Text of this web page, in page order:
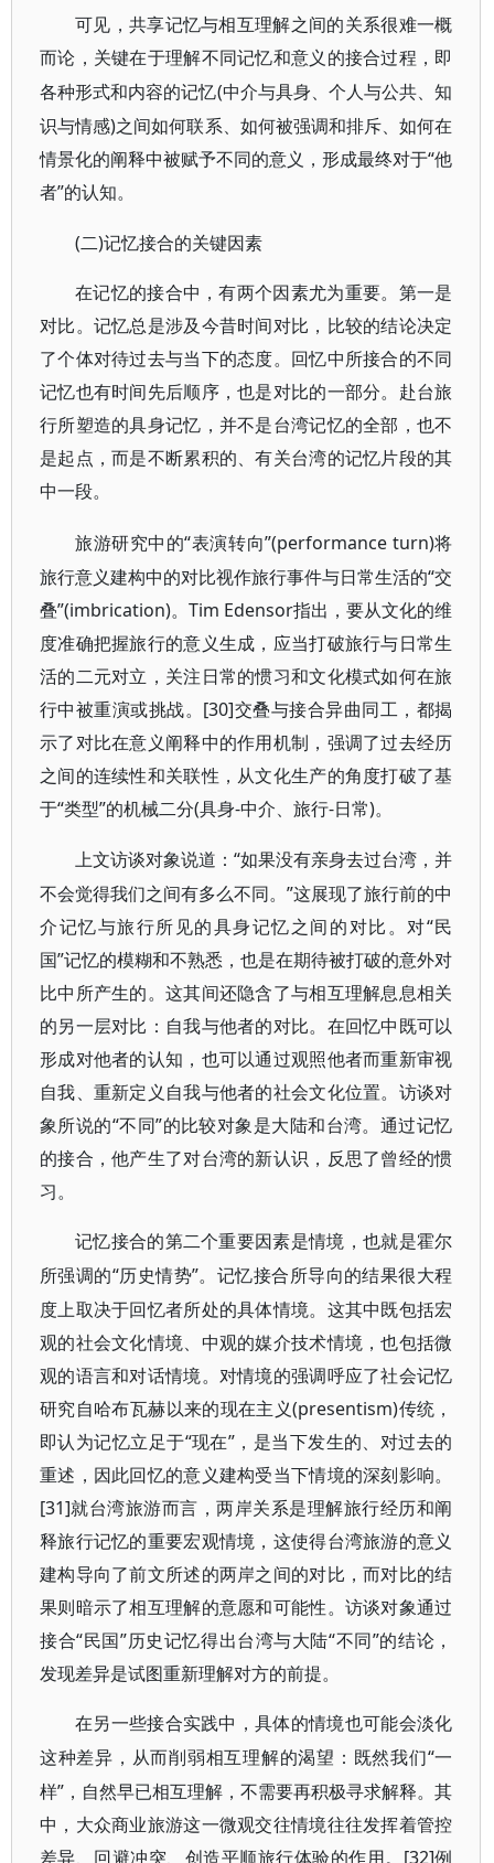
可见，共享记忆与相互理解之间的关系很难一概
而论，关键在于理解不同记忆和意义的接合过程，即
各种形式和内容的记忆(中介与具身、个人与公共、知
识与情感)之间如何联系、如何被强调和排斥、如何在
情景化的阐释中被赋予不同的意义，形成最终对于“他
者”的认知。
(二)记忆接合的关键因素
在记忆的接合中，有两个因素尤为重要。第一是
对比。记忆总是涉及今昔时间对比，比较的结论决定
了个体对待过去与当下的态度。回忆中所接合的不同
记忆也有时间先后顺序，也是对比的一部分。赴台旅
行所塑造的具身记忆，并不是台湾记忆的全部，也不
是起点，而是不断累积的、有关台湾的记忆片段的其
中一段。
旅游研究中的“表演转向”(performance turn)将
旅行意义建构中的对比视作旅行事件与日常生活的“交
叠”(imbrication)。Tim Edensor指出，要从文化的维
度准确把握旅行的意义生成，应当打破旅行与日常生
活的二元对立，关注日常的惯习和文化模式如何在旅
行中被重演或挑战。[30]交叠与接合异曲同工，都揭
示了对比在意义阐释中的作用机制，强调了过去经历
之间的连续性和关联性，从文化生产的角度打破了基
于“类型”的机械二分(具身-中介、旅行-日常)。
上文访谈对象说道：“如果没有亲身去过台湾，并
不会觉得我们之间有多么不同。”这展现了旅行前的中
介记忆与旅行所见的具身记忆之间的对比。对“民
国”记忆的模糊和不熟悉，也是在期待被打破的意外对
比中所产生的。这其间还隐含了与相互理解息息相关
的另一层对比：自我与他者的对比。在回忆中既可以
形成对他者的认知，也可以通过观照他者而重新审视
自我、重新定义自我与他者的社会文化位置。访谈对
象所说的“不同”的比较对象是大陆和台湾。通过记忆
的接合，他产生了对台湾的新认识，反思了曾经的惯
习。
记忆接合的第二个重要因素是情境，也就是霍尔
所强调的“历史情势”。记忆接合所导向的结果很大程
度上取决于回忆者所处的具体情境。这其中既包括宏
观的社会文化情境、中观的媒介技术情境，也包括微
观的语言和对话情境。对情境的强调呼应了社会记忆
研究自哈布瓦赫以来的现在主义(presentism)传统，
即认为记忆立足于“现在”，是当下发生的、对过去的
重述，因此回忆的意义建构受当下情境的深刻影响。
[31]就台湾旅游而言，两岸关系是理解旅行经历和阐
释旅行记忆的重要宏观情境，这使得台湾旅游的意义
建构导向了前文所述的两岸之间的对比，而对比的结
果则暗示了相互理解的意愿和可能性。访谈对象通过
接合“民国”历史记忆得出台湾与大陆“不同”的结论，
发现差异是试图重新理解对方的前提。
在另一些接合实践中，具体的情境也可能会淡化
这种差异，从而削弱相互理解的渴望：既然我们“一
样”，自然早已相互理解，不需要再积极寻求解释。其
中，大众商业旅游这一微观交往情境往往发挥着管控
差异、回避冲突、创造平顺旅行体验的作用。[32]例